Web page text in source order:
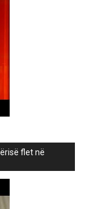
flet në